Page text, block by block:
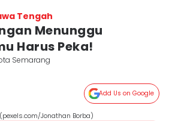
Tengah
Menunggu
Harus Peka!
Semarang
Add Us on Google
Jonathan Borba)